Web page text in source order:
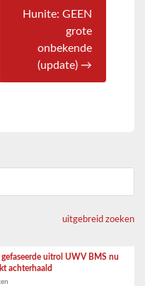
Hunite: GEEN
grote
onbekende
(update) →
uitgebreid zoeken
gefaseerde uitrol UWV BMS nu
achterhaald